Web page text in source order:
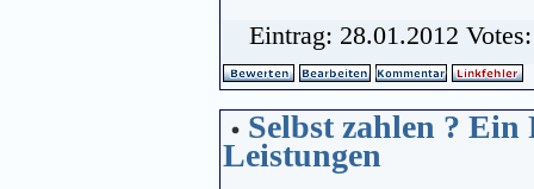
Eintrag: 28.01.2012
Selbst zahlen ?
Leistungen